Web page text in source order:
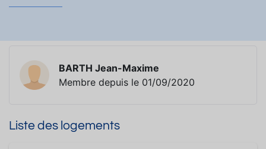
BARTH Jean-Maxime
Membre depuis le 01/09/2020
Liste des logements